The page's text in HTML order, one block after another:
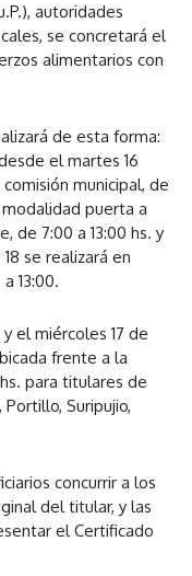
autoridades
se concretará el
alimentarios con
de esta forma:
el martes 16
municipal, de
modalidad puerta a
de 7:00 a 13:00 hs. y
se realizará en
13:00.
el miércoles 17 de
frente a la
para titulares de
Portillo, Suripujio,
concurrir a los
del titular, y las
el Certificado